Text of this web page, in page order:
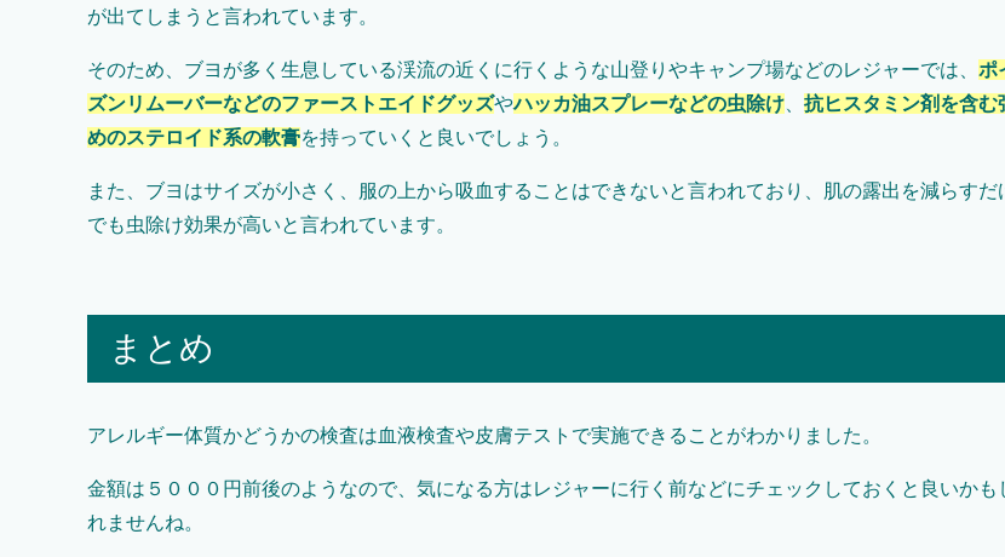
が出てしまうと言われています。
そのため、ブヨが多く生息している渓流の近くに行くような山登りやキャンプ場などのレジャーでは、 ポ
ズンリムーバーなどのファーストエイドグッズやハッカ油スプレーなどの虫除け
抗ヒスタミン剤を含む
めのステロイド系の軟膏を持っていくと良いでしょう。
また、ブヨはサイズが小さく、服の上から吸血することはできないと言われており、肌の露出を減らすだ
でも虫除け効果が高いと言われています。
まとめ
アレルギー体質かどうかの検査は血液検査や皮膚テストで実施できることがわかりました。
金額は５０００円前後のようなので、気になる方はレジャーに行く前などにチェックしておくと良いかも
れませんね。